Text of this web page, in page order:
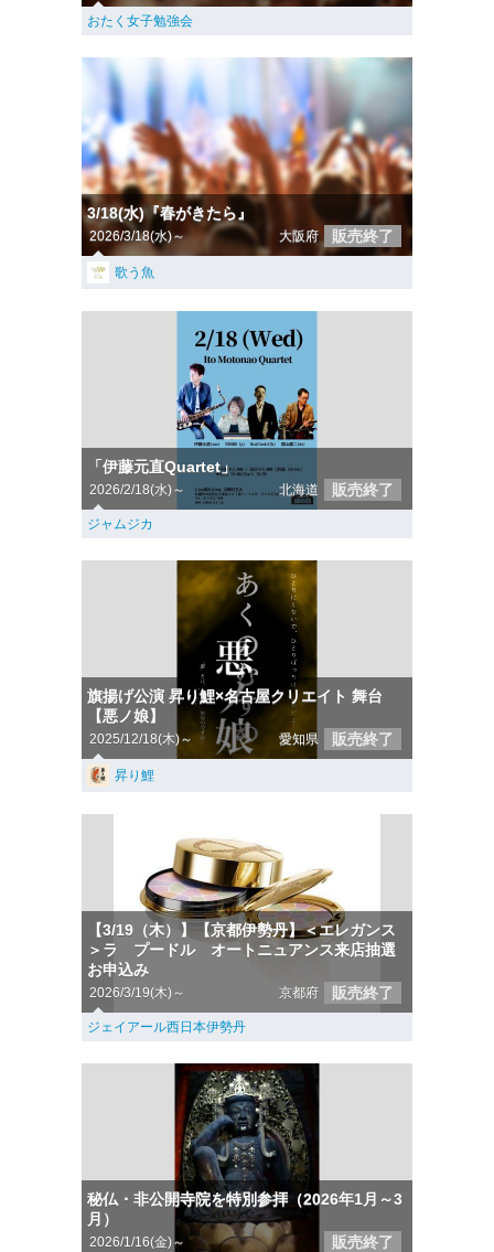
おたく女子勉強会
3/18(水)『春がきたら』
2026/3/18(水)～ 大阪府 販売終了
歌う魚
「伊藤元直Quartet」
2026/2/18(水)～ 北海道 販売終了
ジャムジカ
旗揚げ公演 昇り鯉×名古屋クリエイト 舞台
【悪ノ娘】
2025/12/18(木)～ 愛知県 販売終了
昇り鯉
【3/19（木）】【京都伊勢丹】＜エレガンス
＞ラ プードル オートニュアンス来店抽選
お申込み
2026/3/19(木)～ 京都府 販売終了
ジェイアール西日本伊勢丹
秘仏・非公開寺院を特別参拝（2026年1月～3
月）
2026/1/16(金)～ 販売終了